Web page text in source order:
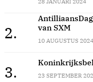
2.
van SXM
10 AUGUSTUS 2024
3. 23 SEPTEMBER